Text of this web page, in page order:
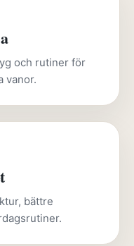
och rutiner för
vanor.
bättre